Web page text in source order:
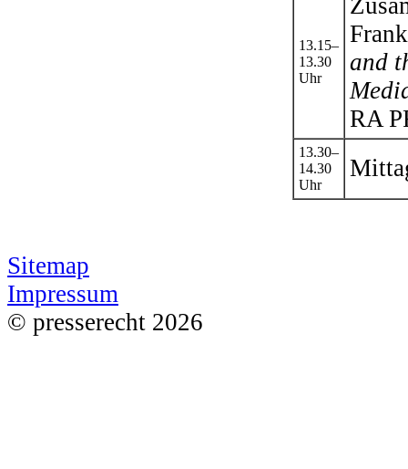
13.15–
13.30
Uhr
and
RA
13.30–
14.30
Uhr
Sitemap
Impressum
© presserecht 2026